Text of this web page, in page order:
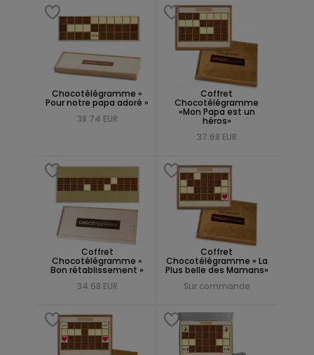
Chocotélégramme «
Pour notre papa adoré »
38.74 EUR
Coffret
Chocotélégramme
«Mon Papa est un
héros»
37.68 EUR
Coffret
Chocotélégramme «
Bon rétablissement »
34.68 EUR
Coffret
Chocotélégramme « La
Plus belle des Mamans»
Sur commande